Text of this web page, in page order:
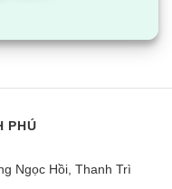
PHÚ
Ngọc Hồi, Thanh Trì